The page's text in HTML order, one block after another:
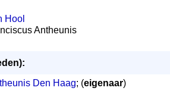
Hool
Antheunis
Den Haag; (eigenaar)